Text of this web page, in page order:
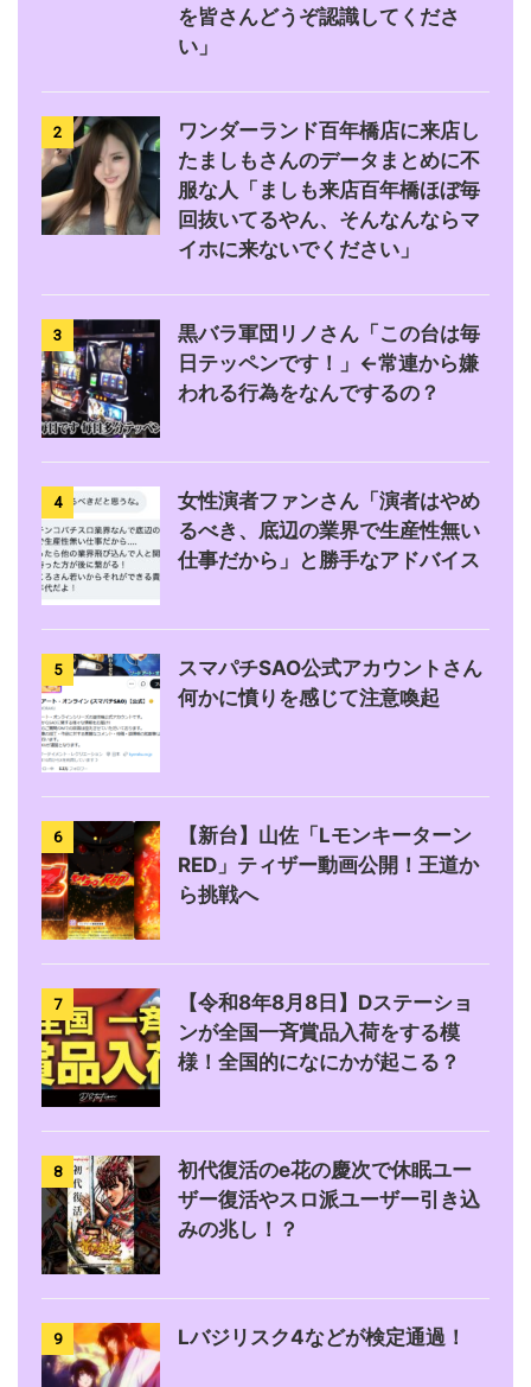
を皆さんどうぞ認識してくださ
い」
2
ワンダーランド百年橋店に来店し
たましもさんのデータまとめに不
服な人「ましも来店百年橋ほぼ毎
回抜いてるやん、そんなんならマ
イホに来ないでください」
3
黒バラ軍団リノさん「この台は毎
日テッペンです！」←常連から嫌
われる行為をなんでするの？
4
女性演者ファンさん「演者はやめ
るべき、底辺の業界で生産性無い
仕事だから」と勝手なアドバイス
5
スマパチSAO公式アカウントさん
何かに憤りを感じて注意喚起
6
【新台】山佐「Lモンキーターン
RED」ティザー動画公開！王道か
ら挑戦へ
7
【令和8年8月8日】Dステーショ
ンが全国一斉賞品入荷をする模
様！全国的になにかが起こる？
8
初代復活のe花の慶次で休眠ユー
ザー復活やスロ派ユーザー引き込
みの兆し！？
9 Lバジリスク4などが検定通過！